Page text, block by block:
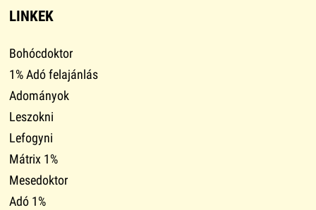
LINKEK
Bohócdoktor
1% Adó felajánlás
Adományok
Leszokni
Lefogyni
Mátrix 1%
Mesedoktor
Adó 1%